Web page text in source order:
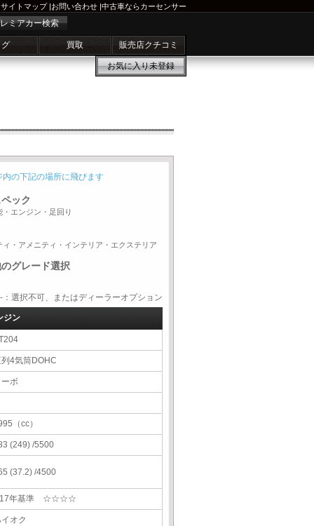
サイトマップ|お問い合わせ |中古車ならカーセンサー
ミアカー検索
買取 販売店クチコミ
お気に入り未登録
内の下記の場所に飛びます
ック
・エンジン・足回り
ィ・アメニティ・インテリア・エクステリア
グレード選択
択不可、またはディーラーオプション
ジン
4気筒DOHC
ボ
（cc）
(249) /5500
(37.2) /4500
年基準 ☆☆☆☆
オク